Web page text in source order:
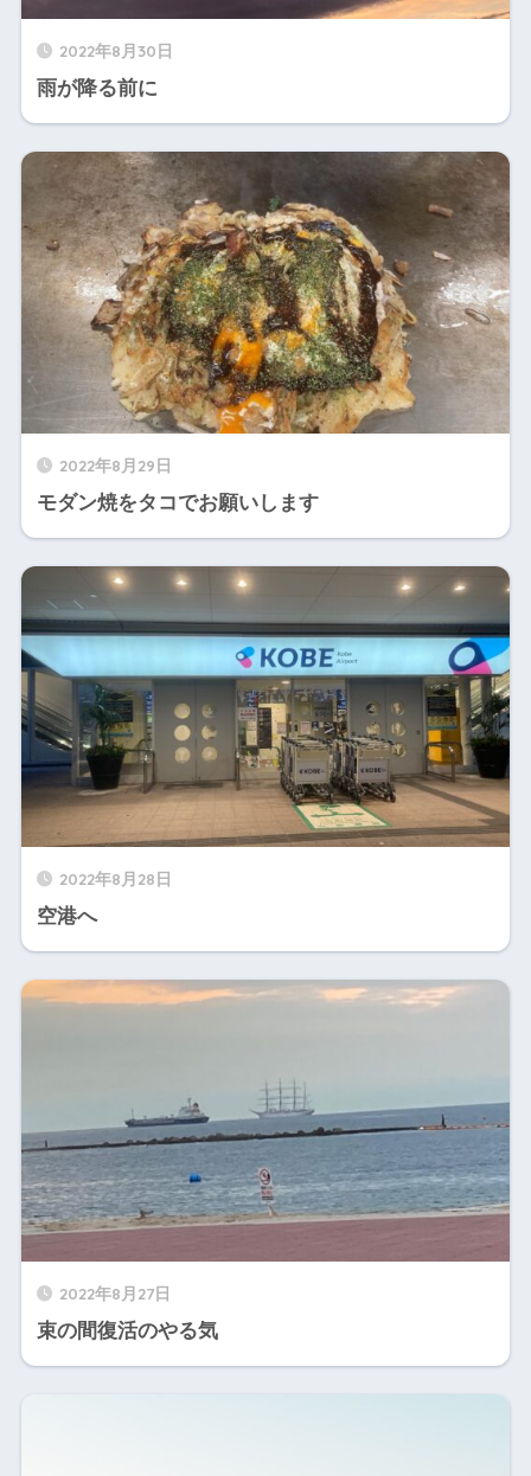
2022年8月30日
雨が降る前に
2022年8月29日
モダン焼をタコでお願いします
2022年8月28日
空港へ
2022年8月27日
束の間復活のやる気